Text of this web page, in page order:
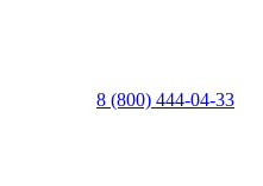
8 (800) 444-04-33